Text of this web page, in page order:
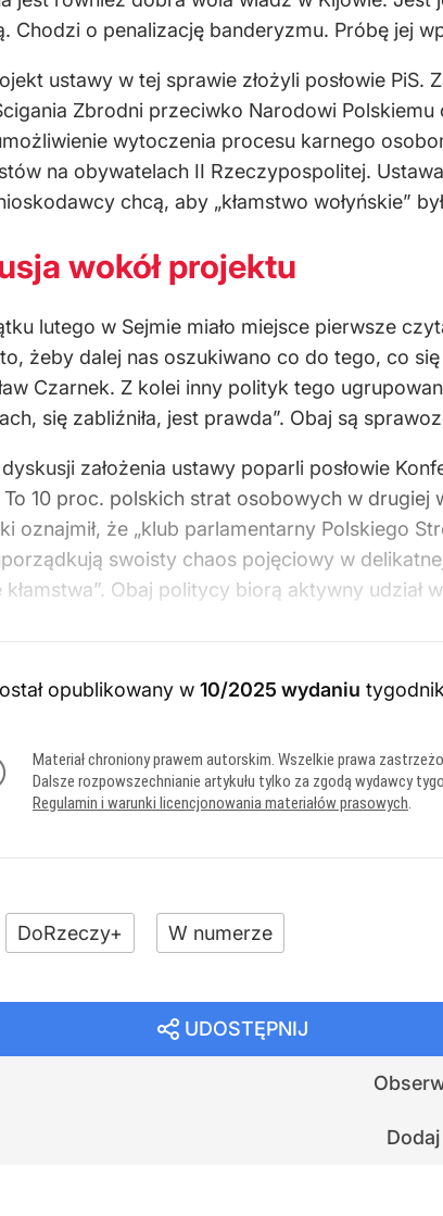
Chodzi o penalizację banderyzmu. Próbę jej
ustawy w tej sprawie złożyli posłowie
Zbrodni przeciwko Narodowi
wytoczenia procesu karnego
na obywatelach II Rzeczypospolitej.
chcą, aby „kłamstwo wołyńskie”
wokół projektu
lutego w Sejmie miało miejsce pierwsze
żeby dalej nas oszukiwano co do tego, co się
Czarnek. Z kolei inny polityk tego
się zabliźniła, jest prawda”. Obaj są
założenia ustawy poparli posłowie
10 proc. polskich strat osobowych w drugiej
oznajmił, że „klub parlamentarny Polskiego
swoisty chaos pojęciowy w
Obaj politycy biorą aktywny udział
opublikowany w 10/2025 wydaniu
Materiał chroniony prawem autorskim. Wszelkie prawa
Dalsze rozpowszechnianie artykułu tylko za zgodą wydawcy
Regulamin i warunki licencjonowania materiałów prasowych.
DoRzeczy+ W numerze
UDOSTĘPNIJ